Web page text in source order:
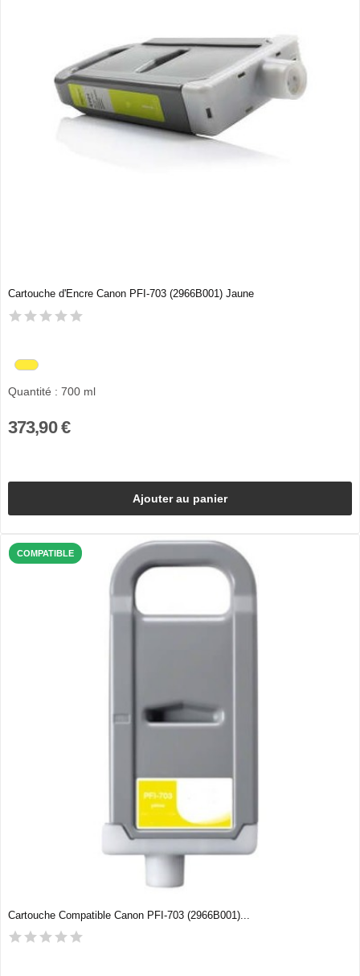
Cartouche d'Encre Canon PFI-703 (2966B001) Jaune
Quantité : 700 ml
373,90 €
Ajouter au panier
COMPATIBLE
Cartouche Compatible Canon PFI-703 (2966B001)...